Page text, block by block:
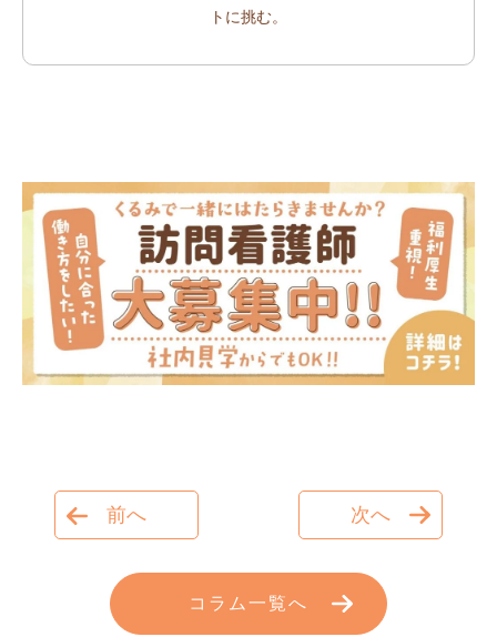
トに挑む。
前へ 次へ
コラム一覧へ